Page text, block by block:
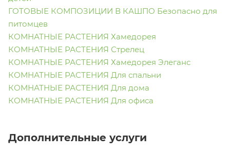
ГОТОВЫЕ КОМПОЗИЦИИ В КАШПО Безопасно для
питомцев
КОМНАТНЫЕ РАСТЕНИЯ Хамедорея
КОМНАТНЫЕ РАСТЕНИЯ Стрелец
КОМНАТНЫЕ РАСТЕНИЯ Хамедорея Элеганс
КОМНАТНЫЕ РАСТЕНИЯ Для спальни
КОМНАТНЫЕ РАСТЕНИЯ Для дома
КОМНАТНЫЕ РАСТЕНИЯ Для офиса
Дополнительные услуги